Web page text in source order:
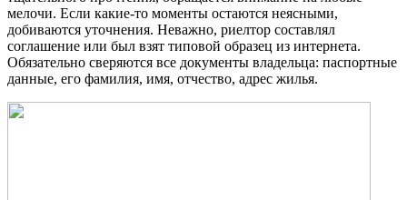
мелочи. Если какие-то моменты остаются неясными,
добиваются уточнения. Неважно, риелтор составлял
соглашение или был взят типовой образец из интернета.
Обязательно сверяются все документы владельца: паспортные
данные, его фамилия, имя, отчество, адрес жилья.